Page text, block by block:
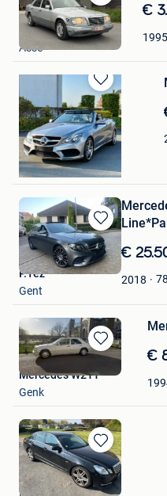
Bewaren
in
Mijn
Favorieten
€
1995
Rayan
Asse
Bewaren
in
Mijn
Favorieten
Fantomas
Mouscron
Bewaren
in
Mijn
Favorieten
€
2018
P.Tez
Gent
Bewaren
Mijn
€
Mercedes W211
Genk
Bewaren
in
Mijn
Albian